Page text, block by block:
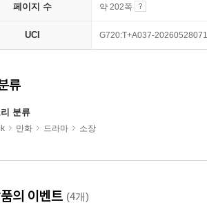
페이지 수 약 202쪽
UCI G720:T+A037-
류
분류
만화 드라마 소장
의 이벤트 (4개)